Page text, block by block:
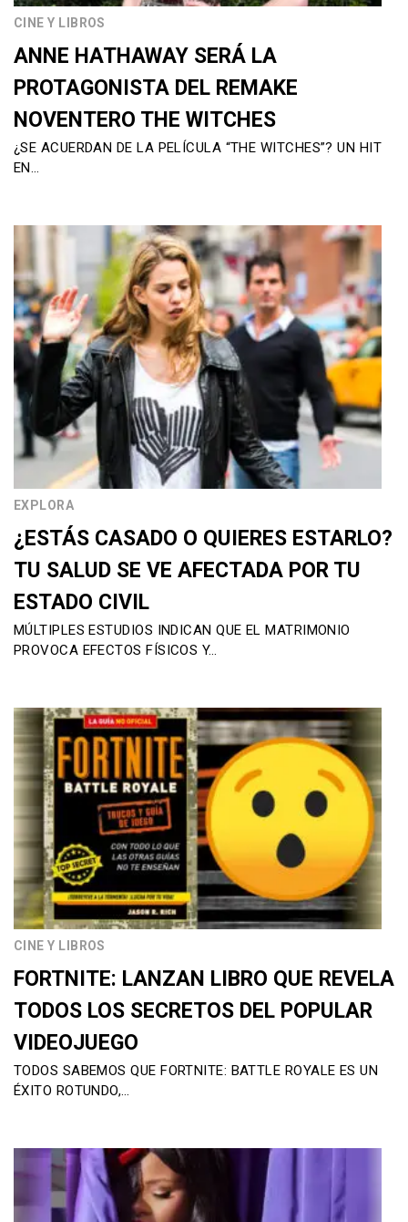
CINE Y LIBROS
ANNE HATHAWAY SERÁ LA
PROTAGONISTA DEL REMAKE
NOVENTERO THE WITCHES
¿SE ACUERDAN DE LA PELÍCULA “THE WITCHES”? UN HIT
EN…
EXPLORA
¿ESTÁS CASADO O QUIERES ESTARLO?
TU SALUD SE VE AFECTADA POR TU
ESTADO CIVIL
MÚLTIPLES ESTUDIOS INDICAN QUE EL MATRIMONIO
PROVOCA EFECTOS FÍSICOS Y…
CINE Y LIBROS
FORTNITE: LANZAN LIBRO QUE REVELA
TODOS LOS SECRETOS DEL POPULAR
VIDEOJUEGO
TODOS SABEMOS QUE FORTNITE: BATTLE ROYALE ES UN
ÉXITO ROTUNDO,…